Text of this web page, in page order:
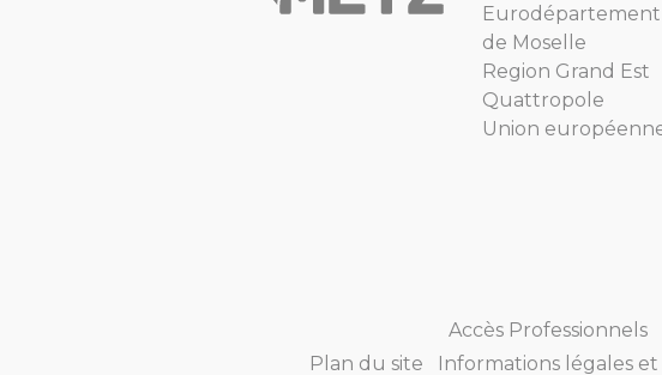
Eurodépartement
de Moselle
Region Grand Est
Quattropole
Union
Accès Professionnels
Plan du site
Informations légales